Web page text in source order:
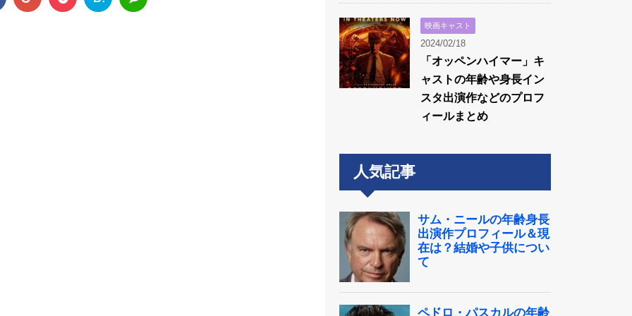
映画キャスト
2024/02/18
「オッペンハイマー」キ
ャストの年齢や身長イン
スタ出演作などのプロフ
ィールまとめ
人気記事